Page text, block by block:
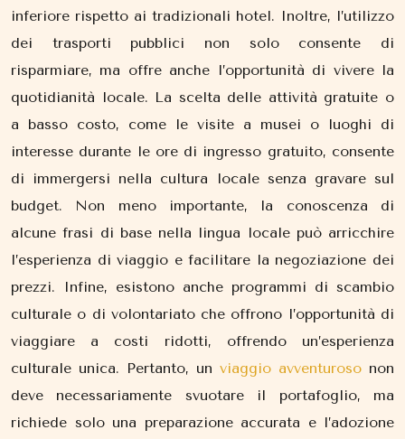
inferiore rispetto ai tradizionali hotel. Inoltre, l’utilizzo
dei trasporti pubblici non solo consente di
risparmiare, ma offre anche l’opportunità di vivere la
quotidianità locale. La scelta delle attività gratuite o
a basso costo, come le visite a musei o luoghi di
interesse durante le ore di ingresso gratuito, consente
di immergersi nella cultura locale senza gravare sul
budget. Non meno importante, la conoscenza di
alcune frasi di base nella lingua locale può arricchire
l’esperienza di viaggio e facilitare la negoziazione dei
prezzi. Infine, esistono anche programmi di scambio
culturale o di volontariato che offrono l’opportunità di
viaggiare a costi ridotti, offrendo un’esperienza
culturale unica. Pertanto, un viaggio avventuroso non
deve necessariamente svuotare il portafoglio, ma
richiede solo una preparazione accurata e l’adozione